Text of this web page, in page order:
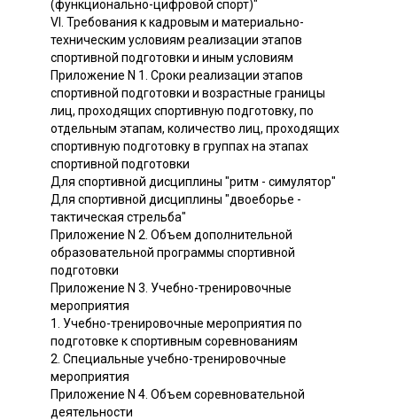
(функционально-цифровой спорт)"
VI. Требования к кадровым и материально-
техническим условиям реализации этапов
спортивной подготовки и иным условиям
Приложение N 1. Сроки реализации этапов
спортивной подготовки и возрастные границы
лиц, проходящих спортивную подготовку, по
отдельным этапам, количество лиц, проходящих
спортивную подготовку в группах на этапах
спортивной подготовки
Для спортивной дисциплины "ритм - симулятор"
Для спортивной дисциплины "двоеборье -
тактическая стрельба"
Приложение N 2. Объем дополнительной
образовательной программы спортивной
подготовки
Приложение N 3. Учебно-тренировочные
мероприятия
1. Учебно-тренировочные мероприятия по
подготовке к спортивным соревнованиям
2. Специальные учебно-тренировочные
мероприятия
Приложение N 4. Объем соревновательной
деятельности